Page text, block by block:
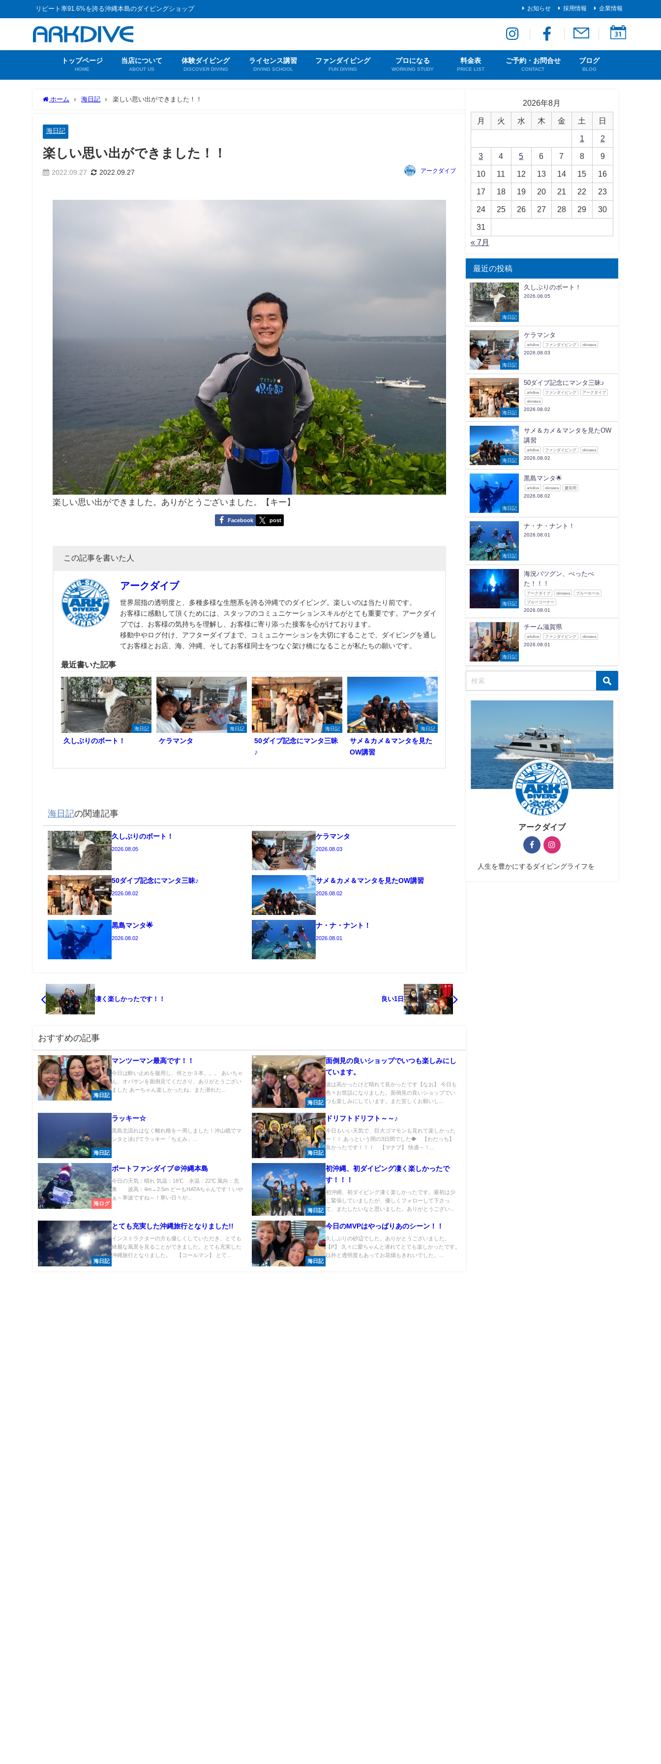
リピート率91.6%を誇る沖縄本島のダイビングショップ お知らせ 採用情報 企業情報
トップページ
HOME
当店について
ABOUT US
体験ダイビング
DISCOVER DIVING
ライセンス講習
DIVING SCHOOL
ファンダイビング
FUN DIVING
プロになる
WORKING STUDY
料金表
PRICE LIST
ご予約・お問合せ
CONTACT
ブログ
BLOG
ホーム 海日記 楽しい思い出ができました！！
海日記
楽しい思い出ができました！！
2022.09.27 2022.09.27 アークダイブ
楽しい思い出ができました。ありがとうございました。【キー】
Facebook post
この記事を書いた人
アークダイブ
世界屈指の透明度と、多種多様な生態系を誇る沖縄でのダイビング。楽しいのは当たり前です。
お客様に感動して頂くためには、スタッフのコミュニケーションスキルがとても重要です。アークダイ
ブでは、お客様の気持ちを理解し、お客様に寄り添った接客を心がけております。
移動中やログ付け、アフターダイブまで、コミュニケーションを大切にすることで、ダイビングを通し
てお客様とお店、海、沖縄、そしてお客様同士をつなぐ架け橋になることが私たちの願いです。
最近書いた記事
海日記
久しぶりのボート！
海日記
ケラマンタ
海日記
50ダイブ記念にマンタ三昧
♪
海日記
サメ＆カメ＆マンタを見た
OW講習
海日記の関連記事
久しぶりのボート！
2026.08.05
ケラマンタ
2026.08.03
50ダイブ記念にマンタ三昧♪
2026.08.02
サメ＆カメ＆マンタを見たOW講習
2026.08.02
黒島マンタ🌟
2026.08.02
ナ・ナ・ナント！
2026.08.01
凄く楽しかったです！！ 良い1日
おすすめの記事
海日記
マンツーマン最高です！！
今日は酔い止めを服用し、何とか３本。。。 あいちゃ
ん、オバサンを面倒見てくださり、ありがとうござい
ました あーちゃん楽しかったね、また潜れた...
海日記
面倒見の良いショップでいつも楽しみにし
ています。
波は高かったけど晴れて良かったです【なお】 今日も
色々お世話になりました。面倒見の良いショップでい
つも楽しみにしています。また宜しくお願いし...
海日記
ラッキー☆
黒島北流れはなく離れ根を一周しました！沖山礁でマ
ンタと泳げてラッキー「ちえみ」...
海日記
ドリフトドリフト～～♪
今日もいい天気で、巨大ゴマモンも見れて楽しかった
ー！！ あっという間の3日間でした🐡 【わだっち】
良かったです！！！ 【マナブ】 快適～！...
海ログ
ボートファンダイブ＠沖縄本島
今日の天気：晴れ 気温：18℃ 水温：22℃ 風向：北
東 波高：4m→2.5m どーもHATAちゃんです！いや
ぁ～寒波ですね～！寒い日々が...
海日記
初沖縄、初ダイビング凄く楽しかったで
す！！！
初沖縄、初ダイビング凄く楽しかったです。最初は少
し緊張していましたが、優しくフォローして下さっ
て、またしたいなと思いました。ありがとうござい...
海日記
とても充実した沖縄旅行となりました!!
インストラクターの方も優しくしていただき、とても
綺麗な風景を見ることができました。とても充実した
沖縄旅行となりました。 【コールマン】 とて...
海日記
今日のMVPはやっぱりあのシーン！！
久しぶりの砂辺でした。ありがとうございました。
【P】 久々に愛ちゃんと潜れてとても楽しかったです。
以外と透明度もあってお花畑もきれいでした。...
2026年8月
月 火 水 木 金 土 日
1 2
3 4 5 6 7 8 9
10 11 12 13 14 15 16
17 18 19 20 21 22 23
24 25 26 27 28 29 30
31
« 7月
最近の投稿
海日記
久しぶりのボート！
2026.08.05
海日記
ケラマンタ
arkdive ファンダイビング okinawa
2026.08.03
海日記
50ダイブ記念にマンタ三昧♪
arkdive ファンダイビング アークダイブ
okinawa
2026.08.02
海日記
サメ＆カメ＆マンタを見たOW
講習
arkdive ファンダイビング okinawa
2026.08.02
海日記
黒島マンタ🌟
arkdive okinawa 慶良間
2026.08.02
海日記
ナ・ナ・ナント！
2026.08.01
海日記
海況バツグン、べったべ
た！！！
アークダイブ okinawa ブルーホール
ブルーコーナー
2026.08.01
海日記
チーム滋賀県
arkdive ファンダイビング okinawa
2026.08.01
アークダイブ
人生を豊かにするダイビングライフを